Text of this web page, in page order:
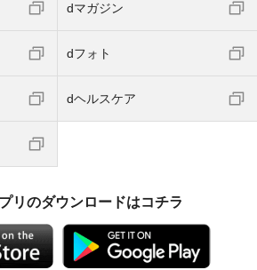
dマガジン
dフォト
dヘルスケア
リのダウンロードはコチラ